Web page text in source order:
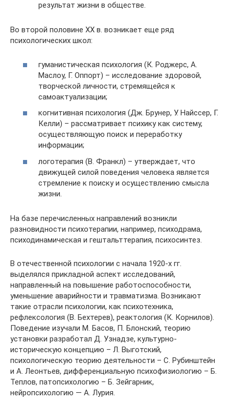
результат жизни в обществе.
Во второй половине ХХ в. возникает еще ряд
психологических школ:
гуманистическая психология (К. Роджерс, А.
Маслоу, Г. Оппорт) – исследование здоровой,
творческой личности, стремящейся к
самоактуализации;
когнитивная психология (Дж. Брунер, У. Найссер, Г.
Келли) – рассматривает психику как систему,
осуществляющую поиск и переработку
информации;
логотерапия (В. Франкл) – утверждает, что
движущей силой поведения человека является
стремление к поиску и осуществлению смысла
жизни.
На базе перечисленных направлений возникли
разновидности психотерапии, например, психодрама,
психодинамическая и гештальттерапия, психосинтез.
В отечественной психологии с начала 1920-х гг.
выделялся прикладной аспект исследований,
направленный на повышение работоспособности,
уменьшение аварийности и травматизма. Возникают
такие отрасли психологии, как психотехника,
рефлексология (В. Бехтерев), реактология (К. Корнилов).
Поведение изучали М. Басов, П. Блонский, теорию
установки разработал Д. Узнадзе, культурно-
историческую концепцию – Л. Выготский,
психологическую теорию деятельности – С. Рубинштейн
и А. Леонтьев, дифференциальную психофизиологию – Б.
Теплов, патопсихологию – Б. Зейгарник,
нейропсихологию — А. Лурия.